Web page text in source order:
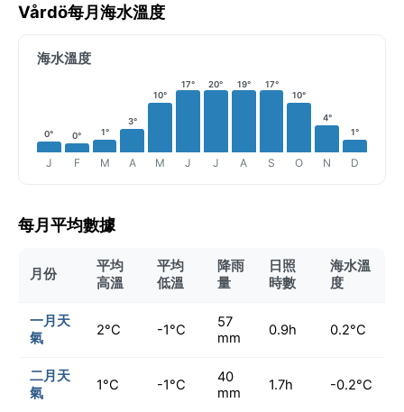
Vårdö每月海水溫度
海水溫度
0°
J
0°
F
1°
M
3°
A
10°
M
17°
J
20°
J
19°
A
17°
S
10°
O
4°
N
1°
D
每月平均數據
月份
平均
高溫
平均
低溫
降雨
量
日照
時數
海水溫
度
一月天
氣
2°C -1°C
57
mm
0.9h 0.2°C
二月天
氣
1°C -1°C
40
mm
1.7h -0.2°C